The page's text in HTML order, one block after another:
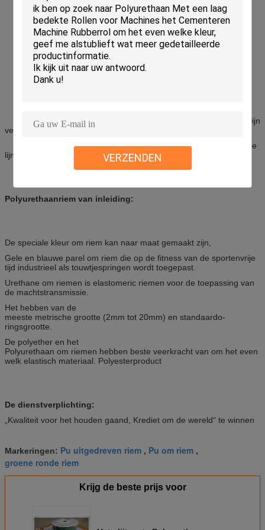
VERZENDEN
. druk 2 en verpakkingsmachine
. voedsel 3 & drankverwerking
. houtverwerking 4
. document 5 verwerking
9. De tegel die van de muurvloer industriële lijn
vervoeren
10. Ceramische de industrielijn of oppoetsende
lijn
Polyurethaanriem van inleiding:
De speciale kleur om riem kan naar maat gemaakt zijn,
Gele en blauwe parel om riem die op de fitness van de sportenvrije
tijd industrieel als touwtjespringen wordt toegepast.
Urethane om riemen is elastomeric riemen voor de toepassing van
de machtstransmissie.
Het hebben van de
meeste metrische grootte (2mm tot 20mm) en standaardo-
ringsgrootte.
De polyether en het
Polyurethaan om riemen hebben beste veerkracht van om het even
welk elastisch materiaal. Polyesterproduct
De dienstverplichting:
„Kwaliteit voor het houden gaand, Krediet om de wereld“ te winnen
Markeringen: Pu uitgedreven riem , Pu om riem ,
groene ronde riem
Krijg de beste prijs voor